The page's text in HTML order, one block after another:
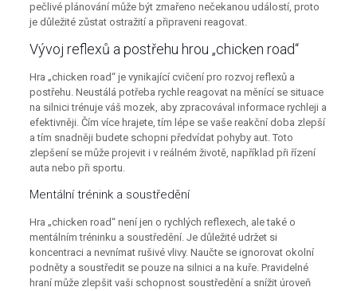
pečlivé plánování může být zmařeno nečekanou událostí, proto
je důležité zůstat ostražití a připraveni reagovat.
Vývoj reflexů a postřehu hrou „chicken road“
Hra „chicken road“ je vynikající cvičení pro rozvoj reflexů a
postřehu. Neustálá potřeba rychle reagovat na měnící se situace
na silnici trénuje váš mozek, aby zpracovával informace rychleji a
efektivněji. Čím více hrajete, tím lépe se vaše reakční doba zlepší
a tím snadněji budete schopni předvídat pohyby aut. Toto
zlepšení se může projevit i v reálném životě, například při řízení
auta nebo při sportu.
Mentální trénink a soustředění
Hra „chicken road“ není jen o rychlých reflexech, ale také o
mentálním tréninku a soustředění. Je důležité udržet si
koncentraci a nevnímat rušivé vlivy. Naučte se ignorovat okolní
podněty a soustředit se pouze na silnici a na kuře. Pravidelné
hraní může zlepšit vaši schopnost soustředění a snížit úroveň